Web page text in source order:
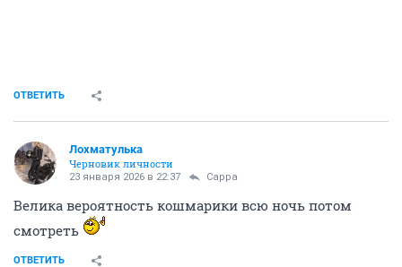
ОТВЕТИТЬ
Лохматулька
Черновик личности
23 января 2026 в 22:37 Сарра
Велика вероятность кошмарики всю ночь потом
смотреть
ОТВЕТИТЬ